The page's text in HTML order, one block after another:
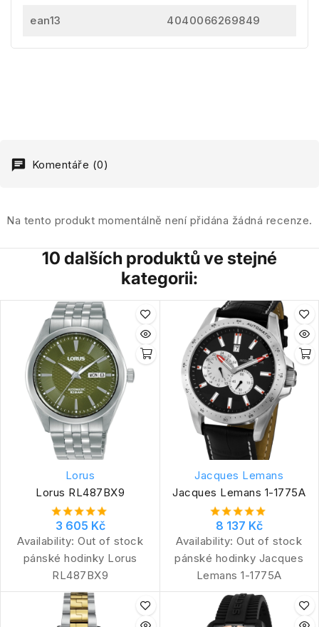
ean13 4040066269849
Komentáře (0)
Na tento produkt momentálně není přidána žádná recenze.
10 dalších produktů ve stejné
kategorii:
Lorus
Lorus RL487BX9
3 605 Kč
Availability: Out of stock
pánské hodinky Lorus
RL487BX9
Jacques Lemans
Jacques Lemans 1-1775A
8 137 Kč
Availability: Out of stock
pánské hodinky Jacques
Lemans 1-1775A